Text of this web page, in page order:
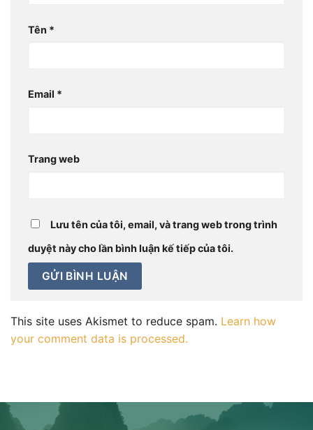
Tên *
Email *
Trang web
Lưu tên của tôi, email, và trang web trong trình
duyệt này cho lần bình luận kế tiếp của tôi.
This site uses Akismet to reduce spam. Learn how
your comment data is processed.